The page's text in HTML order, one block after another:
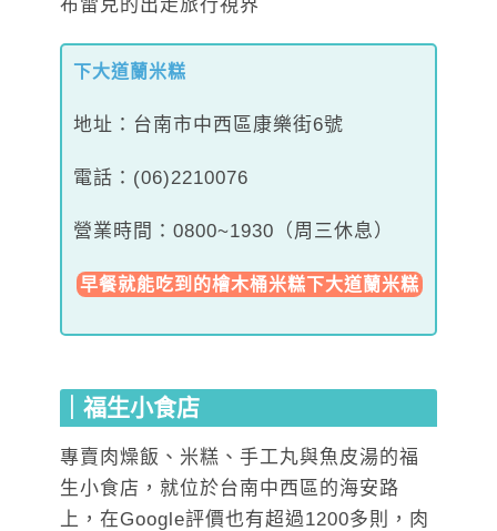
下大道蘭米糕
地址：台南市中西區康樂街6號
電話：(06)2210076
營業時間：0800~1930（周三休息）
早餐就能吃到的檜木桶米糕下大道蘭米糕
｜福生小食店
專賣肉燥飯、米糕、手工丸與魚皮湯的福
生小食店，就位於台南中西區的海安路
上，在Google評價也有超過1200多則，肉